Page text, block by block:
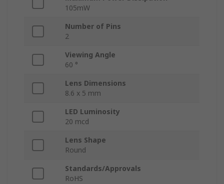
105mW
Number of Pins
2
Viewing Angle
60 °
Lens Dimensions
8.6 x 5 mm
LED Luminosity
20 mcd
Lens Shape
Round
Standards/Approvals
RoHS